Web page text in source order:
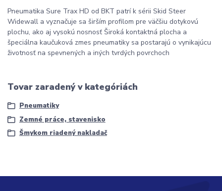
Pneumatika Sure Trax HD od BKT patrí k sérii Skid Steer
Widewall a vyznačuje sa širším profilom pre väčšiu dotykovú
plochu, ako aj vysokú nosnosť Široká kontaktná plocha a
špeciálna kaučuková zmes pneumatiky sa postarajú o vynikajúcu
životnosť na spevnených a iných tvrdých povrchoch
Tovar zaradený v kategóriách
Pneumatiky
Zemné práce, stavenisko
Šmykom riadený nakladač